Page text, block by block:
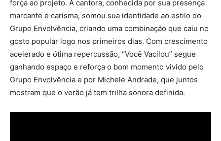
força ao projeto. A cantora, conhecida por sua presença
marcante e carisma, somou sua identidade ao estilo do
Grupo Envolvência, criando uma combinação que caiu no
gosto popular logo nos primeiros dias. Com crescimento
acelerado e ótima repercussão, “Você Vacilou” segue
ganhando espaço e reforça o bom momento vivido pelo
Grupo Envolvência e por Michele Andrade, que juntos
mostram que o verão já tem trilha sonora definida.